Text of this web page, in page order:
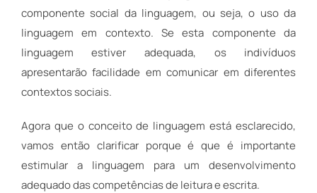
componente social da linguagem, ou seja, o uso da
linguagem em contexto. Se esta componente da
linguagem estiver adequada, os indivíduos
apresentarão facilidade em comunicar em diferentes
contextos sociais.
Agora que o conceito de linguagem está esclarecido,
vamos então clarificar porque é que é importante
estimular a linguagem para um desenvolvimento
adequado das competências de leitura e escrita.